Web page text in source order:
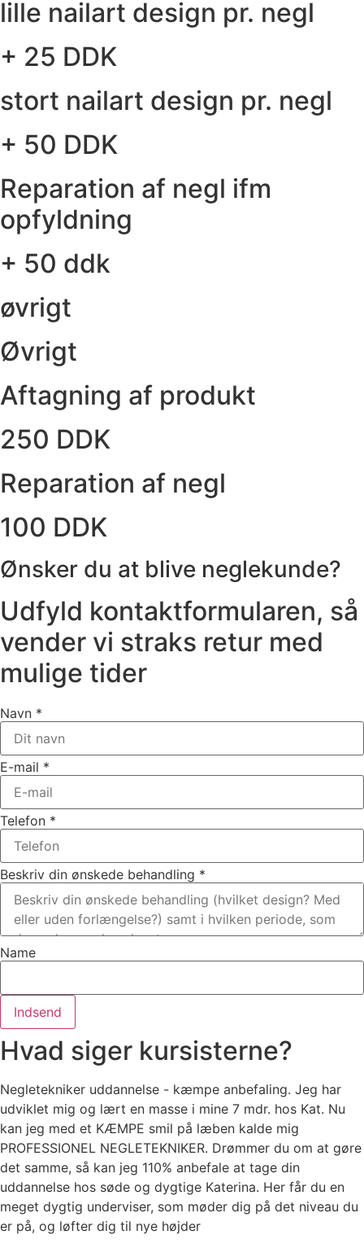
lille nailart design pr. negl
+ 25 DDK
stort nailart design pr. negl
+ 50 DDK
Reparation af negl ifm
opfyldning
+ 50 ddk
øvrigt
Øvrigt
Aftagning af produkt
250 DDK
Reparation af negl
100 DDK
Ønsker du at blive neglekunde?
Udfyld kontaktformularen, så
vender vi straks retur med
mulige tider
Navn *
E-mail *
Telefon *
Beskriv din ønskede behandling *
Name
Indsend
Hvad siger kursisterne?
Negletekniker uddannelse - kæmpe anbefaling. Jeg har
udviklet mig og lært en masse i mine 7 mdr. hos Kat. Nu
kan jeg med et KÆMPE smil på læben kalde mig
PROFESSIONEL NEGLETEKNIKER. Drømmer du om at gøre
det samme, så kan jeg 110% anbefale at tage din
uddannelse hos søde og dygtige Katerina. Her får du en
meget dygtig underviser, som møder dig på det niveau du
er på, og løfter dig til nye højder